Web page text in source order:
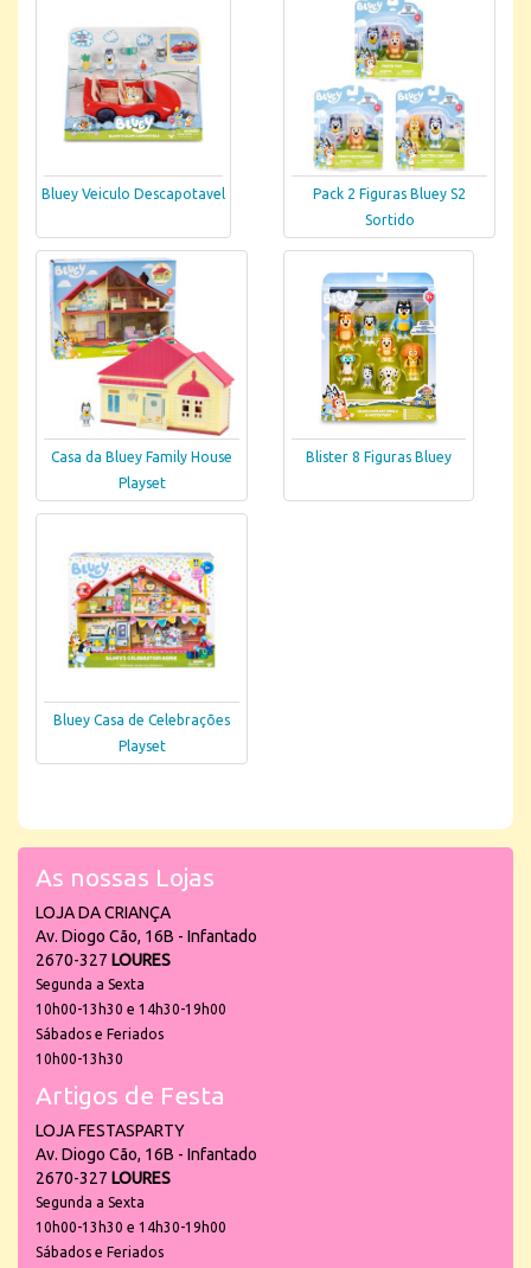
Bluey Veiculo Descapotavel
Pack 2 Figuras Bluey S2
Sortido
Casa da Bluey Family House
Playset
Blister 8 Figuras Bluey
Bluey Casa de Celebrações
Playset
As nossas Lojas
LOJA DA CRIANÇA
Av. Diogo Cão, 16B - Infantado
2670-327 LOURES
Segunda a Sexta
10h00-13h30 e 14h30-19h00
Sábados e Feriados
10h00-13h30
Artigos de Festa
LOJA FESTASPARTY
Av. Diogo Cão, 16B - Infantado
2670-327 LOURES
Segunda a Sexta
10h00-13h30 e 14h30-19h00
Sábados e Feriados